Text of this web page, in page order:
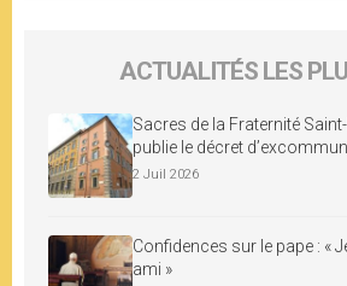
ACTUALITÉS LES
Sacres de la Fraternité
publie le décret
2 Juil 2026
Confidences sur le pape : «
ami »